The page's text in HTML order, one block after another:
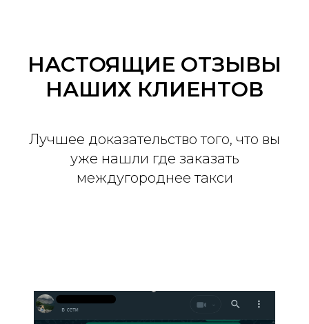
НАСТОЯЩИЕ ОТЗЫВЫ
НАШИХ КЛИЕНТОВ
Лучшее доказательство того, что вы
уже нашли где заказать
междугороднее такси